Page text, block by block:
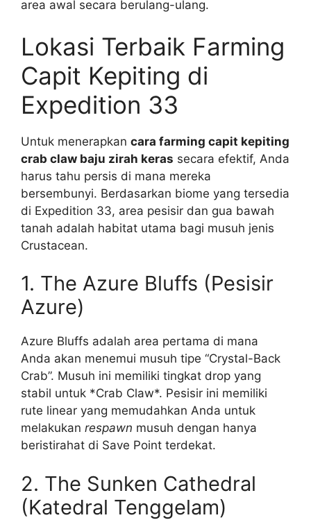
area awal secara berulang-ulang.
Lokasi Terbaik Farming
Capit Kepiting di
Expedition 33
Untuk menerapkan cara farming capit kepiting
crab claw baju zirah keras secara efektif, Anda
harus tahu persis di mana mereka
bersembunyi. Berdasarkan biome yang tersedia
di Expedition 33, area pesisir dan gua bawah
tanah adalah habitat utama bagi musuh jenis
Crustacean.
1. The Azure Bluffs (Pesisir
Azure)
Azure Bluffs adalah area pertama di mana
Anda akan menemui musuh tipe “Crystal-Back
Crab”. Musuh ini memiliki tingkat drop yang
stabil untuk *Crab Claw*. Pesisir ini memiliki
rute linear yang memudahkan Anda untuk
melakukan respawn musuh dengan hanya
beristirahat di Save Point terdekat.
2. The Sunken Cathedral
(Katedral Tenggelam)